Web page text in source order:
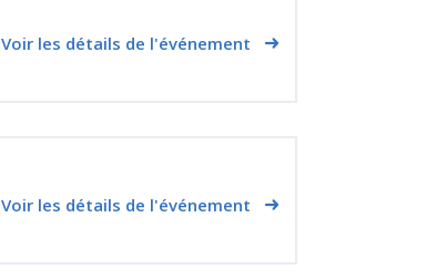
Voir les détails de l'événement
Voir les détails de l'événement